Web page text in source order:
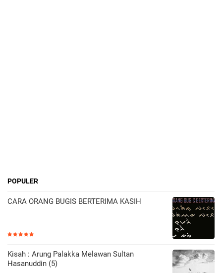
POPULER
CARA ORANG BUGIS BERTERIMA KASIH
Kisah : Arung Palakka Melawan Sultan
Hasanuddin (5)